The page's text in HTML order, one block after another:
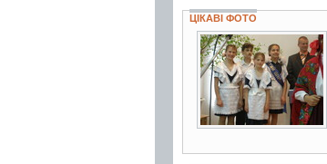
ЦІКАВІ ФОТО
7 фото